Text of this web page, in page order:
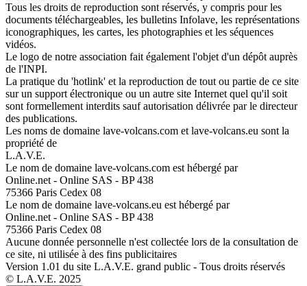
Tous les droits de reproduction sont réservés, y compris pour les
documents téléchargeables, les bulletins Infolave, les représentations
iconographiques, les cartes, les photographies et les séquences
vidéos.
Le logo de notre association fait également l'objet d'un dépôt auprès
de l'INPI.
La pratique du 'hotlink' et la reproduction de tout ou partie de ce site
sur un support électronique ou un autre site Internet quel qu'il soit
sont formellement interdits sauf autorisation délivrée par le directeur
des publications.
Les noms de domaine lave-volcans.com et lave-volcans.eu sont la
propriété de
L.A.V.E.
Le nom de domaine lave-volcans.com est hébergé par
Online.net - Online SAS - BP 438
75366 Paris Cedex 08
Le nom de domaine lave-volcans.eu est hébergé par
Online.net - Online SAS - BP 438
75366 Paris Cedex 08
Aucune donnée personnelle n'est collectée lors de la consultation de
ce site, ni utilisée à des fins publicitaires
Version 1.01 du site L.A.V.E. grand public - Tous droits réservés
© L.A.V.E. 2025